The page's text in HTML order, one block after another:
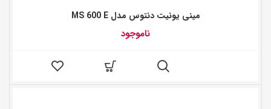
مینی یونیت دنتوس مدل MS 600 E
ناموجود